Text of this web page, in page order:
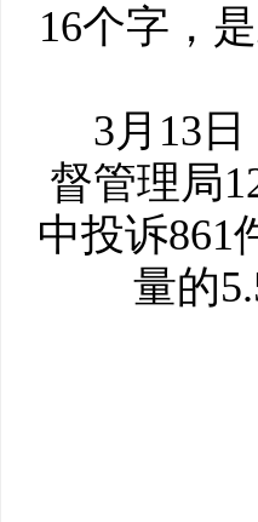
16个字，
3月13日
督管理局
中投诉861
量的